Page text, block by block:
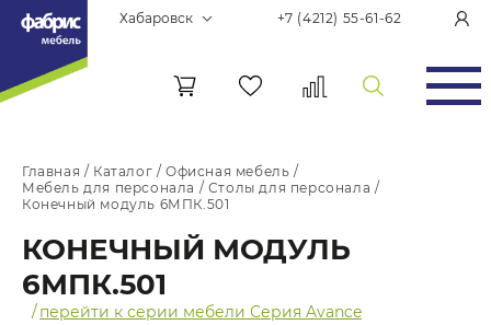
Хабаровск +7 (4212) 55-61-62
Главная / Каталог /Офисная мебель /
Мебель для персонала / Столы для персонала /
Конечный модуль 6МПК.501
КОНЕЧНЫЙ МОДУЛЬ
6МПК.501
/перейти к серии мебели Серия Avance